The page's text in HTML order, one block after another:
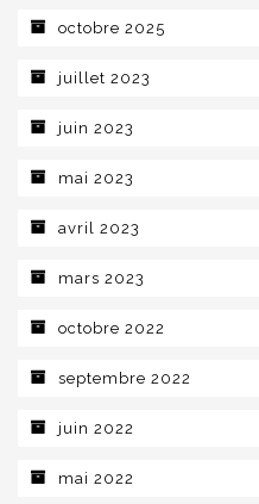
octobre 2025
juillet 2023
juin 2023
mai 2023
avril 2023
mars 2023
octobre 2022
septembre 2022
juin 2022
mai 2022